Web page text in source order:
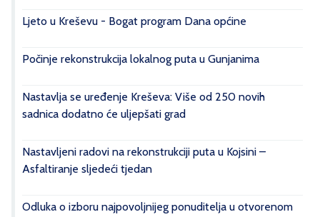
Ljeto u Kreševu - Bogat program Dana općine
Počinje rekonstrukcija lokalnog puta u Gunjanima
Nastavlja se uređenje Kreševa: Više od 250 novih
sadnica dodatno će uljepšati grad
Nastavljeni radovi na rekonstrukciji puta u Kojsini –
Asfaltiranje sljedeći tjedan
Odluka o izboru najpovoljnijeg ponuditelja u otvorenom